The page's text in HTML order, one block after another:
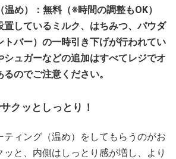
温め）：無料（※時間の調整もOK）
置しているミルク、はちみつ、パウダ
トバー）の一時引き下げが行われてい
シュガーなどの追加はすべてレジでオ
のでご注意ください。
クッとしっとり！
ティング（温め）をしてもらうのがお
と、内側はしっとり感が増し、より